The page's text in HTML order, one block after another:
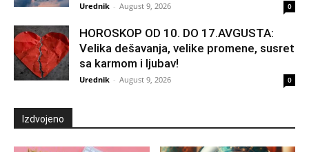
Urednik - August 9, 2026 0
HOROSKOP OD 10. DO 17.AVGUSTA:
Velika dešavanja, velike promene, susret
sa karmom i ljubav!
Urednik - August 9, 2026 0
Izdvojeno